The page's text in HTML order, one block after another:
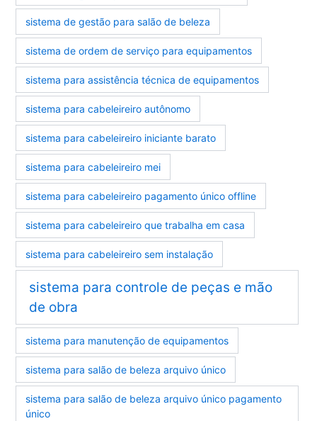
sistema de gestão para salão de beleza
sistema de ordem de serviço para equipamentos
sistema para assistência técnica de equipamentos
sistema para cabeleireiro autônomo
sistema para cabeleireiro iniciante barato
sistema para cabeleireiro mei
sistema para cabeleireiro pagamento único offline
sistema para cabeleireiro que trabalha em casa
sistema para cabeleireiro sem instalação
sistema para controle de peças e mão
de obra
sistema para manutenção de equipamentos
sistema para salão de beleza arquivo único
sistema para salão de beleza arquivo único pagamento
único